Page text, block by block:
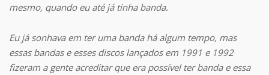
mesmo, quando eu até já tinha banda.
Eu já sonhava em ter uma banda há algum tempo, mas
essas bandas e esses discos lançados em 1991 e 1992
fizeram a gente acreditar que era possível ter banda e essa